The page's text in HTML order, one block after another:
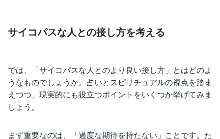
サイコパスな人との接し方を考える
では、「サイコパスな人とのより良い接し方」とはどのよ
うなものでしょうか。占いとスピリチュアルの視点を踏ま
えつつ、現実的にも役立つポイントをいくつか挙げてみま
しょう。
まず重要なのは、「過度な期待を持たない」ことです。た